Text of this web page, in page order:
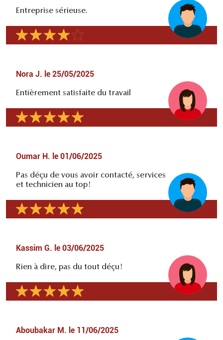
Entreprise sérieuse.
Nora J. le 25/05/2025
Entièrement satisfaite du travail
Oumar H. le 01/06/2025
Pas déçu de vous avoir contacté, services
et technicien au top!
Kassim G. le 03/06/2025
Rien à dire, pas du tout déçu!
Aboubakar M. le 11/06/2025